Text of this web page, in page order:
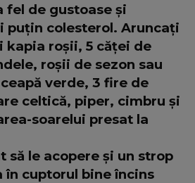
fel de gustoase și
puțin colesterol. Aruncați
kapia roșii, 5 căței de
roșii de sezon sau
verde, 3 fire de
celtică, piper, cimbru și
soarelui presat la
să le acopere și un strop
în cuptorul bine încins